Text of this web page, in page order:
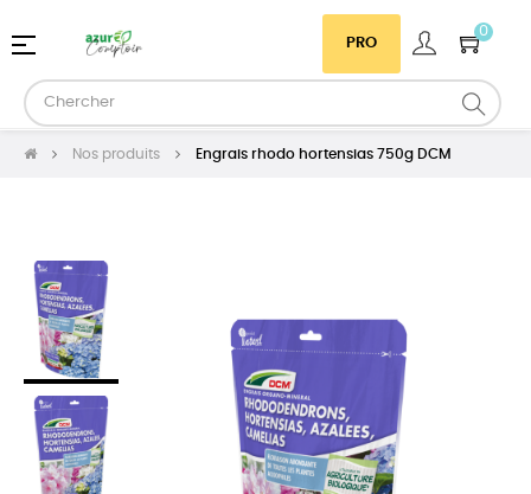
PRO
0
Basculer
navigation
☰
Nos produits Engrais rhodo hortensias 750g DCM